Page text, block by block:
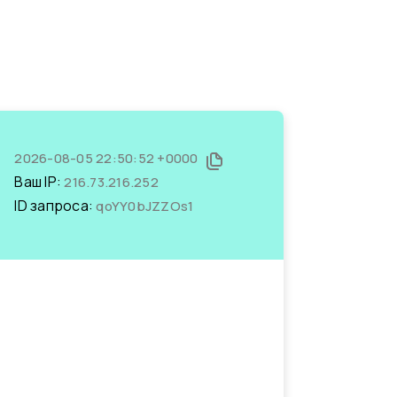
2026-08-05 22:50:52 +0000
Ваш IP:216.73.216.252
ID запроса:qoYY0bJZZOs1